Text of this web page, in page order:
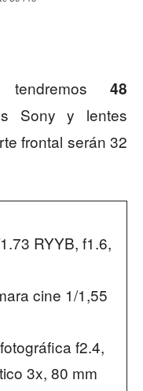
48
Sony y lentes
frontal serán 32
RYYB, f1.6,
cine 1/1,55
f2.4,
3x, 80 mm